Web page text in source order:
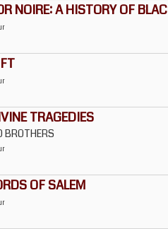
NOIRE: A HISTORY OF
TRAGEDIES
BROTHERS
OF SALEM